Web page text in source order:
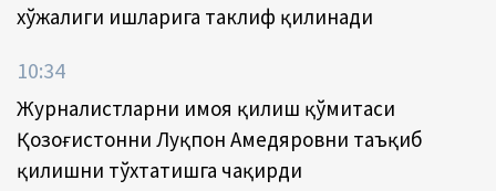
хўжалиги ишларига таклиф қилинади
10:34
Журналистларни ҳимоя қилиш қўмитаси
Қозоғистонни Луқпон Аҳмедяровни таъқиб
қилишни тўхтатишга чақирди